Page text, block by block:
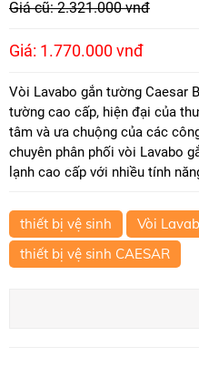
Giá cũ: 2.321.000 vnđ
Giá: 1.770.000 vnđ
Vòi Lavabo gắn tường Caesar
tường cao cấp, hiện đại của
tâm và ưa chuộng của các
chuyên phân phối vòi Lavabo
lạnh cao cấp với nhiều tính
thiết bị vệ sinh Vòi
thiết bị vệ sinh CAESAR